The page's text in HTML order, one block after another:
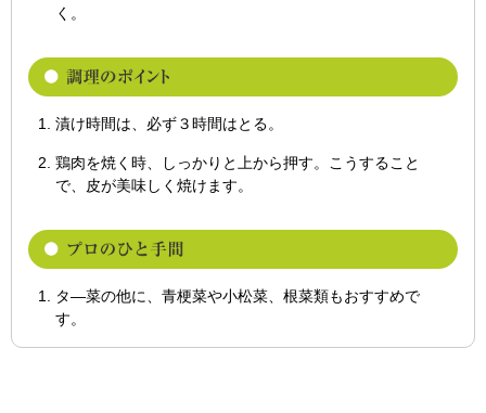
く。
漬け時間は、必ず３時間はとる。
鶏肉を焼く時、しっかりと上から押す。こうすること
で、皮が美味しく焼けます。
タ―菜の他に、青梗菜や小松菜、根菜類もおすすめで
す。